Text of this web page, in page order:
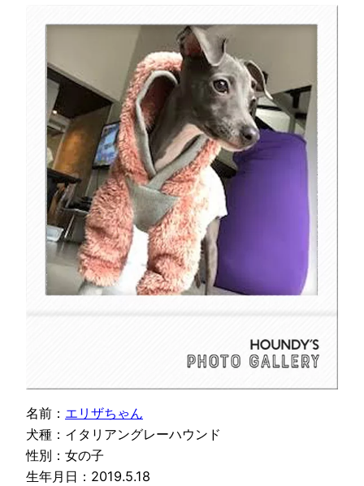
名前： エリザちゃん
犬種：イタリアングレーハウンド
性別：女の子
生年月日：2019.5.18